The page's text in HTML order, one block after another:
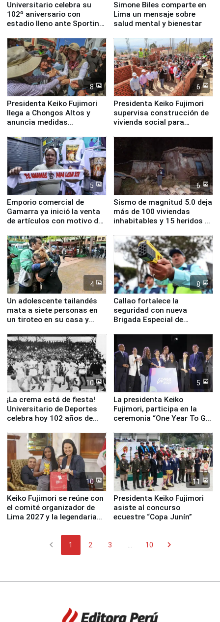
Universitario celebra su
102º aniversario con
estadio lleno ante Sporting
Simone Biles comparte en
Lima un mensaje sobre
salud mental y bienestar
8
Presidenta Keiko Fujimori
llega a Chongos Altos y
anuncia medidas
educación, salud y empleo
6
Presidenta Keiko Fujimori
supervisa construcción de
vivienda social para
5
Emporio comercial de
Gamarra ya inició la venta
de artículos con motivo de
6
Sismo de magnitud 5.0 deja
más de 100 viviendas
inhabitables y 15 heridos en
4
Un adolescente tailandés
mata a siete personas en
un tiroteo en su casa y
8
Callao fortalece la
seguridad con nueva
Brigada Especial de
equipamiento para
Serenazgo
10
¡La crema está de fiesta!
Universitario de Deportes
celebra hoy 102 años de
5
La presidenta Keiko
Fujimori, participa en la
ceremonia “One Year To Go
10
Keiko Fujimori se reúne con
el comité organizador de
Lima 2027 y la legendaria
11
Presidenta Keiko Fujimori
asiste al concurso
ecuestre “Copa Junín”
chevron_left 1 2 3 ... 10 chevron_right